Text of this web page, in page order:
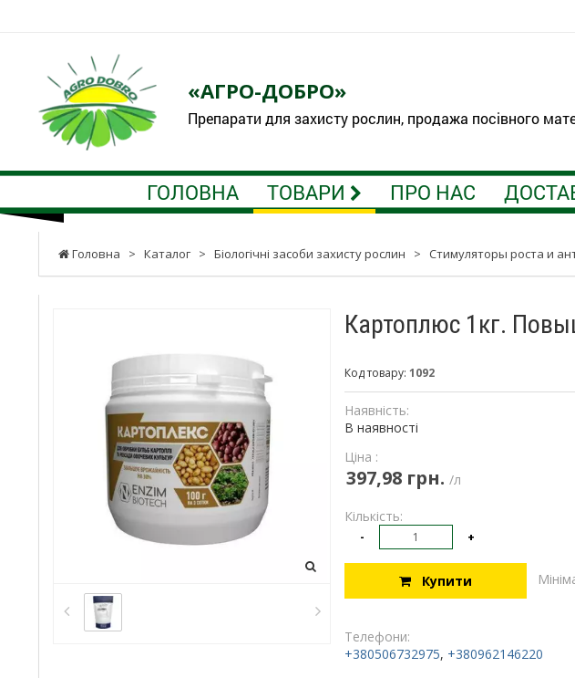
«АГРО-ДОБРО»
Препарати для захисту рослин, продажа посівного
ГОЛОВНА ТОВАРИ ПРО НАС
Головна > Каталог > Біологічні засоби захисту рослин > Стимуляторы роста и
Картоплюс 1кг.
Код товару: 1092
Наявність:
В наявності
Ціна :
397,98 грн. /л
Кількість:
- +
Купити
Телефони:
+380506732975, +380962146220